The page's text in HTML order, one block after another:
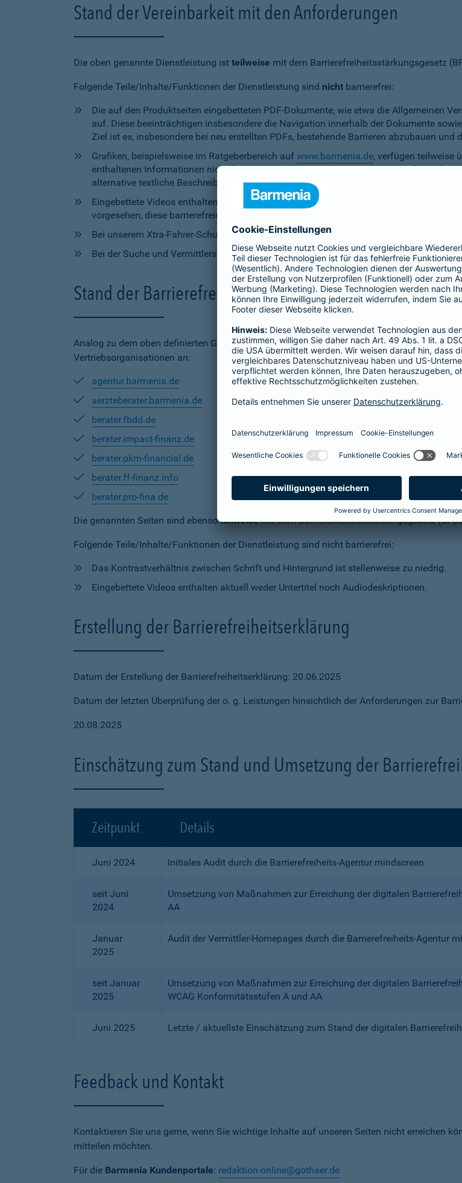
Stand der Vereinbarkeit mit den Anforderungen
Die oben genannte Dienstleistung ist teilweise mit dem Barrierefreiheitsstärkungsgesetz
Folgende Teile/Inhalte/Funktionen der Dienstleistung sind nicht barrierefrei:
Die auf den Produktseiten eingebetteten PDF-Dokumente, wie etwa die Allgemeinen
auf. Diese beeinträchtigen insbesondere die Navigation innerhalb der Dokumente
Ziel ist es, insbesondere bei neu erstellten PDFs, bestehende Barrieren abzubauen und
Grafiken, beispielsweise im Ratgeberbereich auf www.barmenia.de, verfügen teilweise
enthaltenen Informationen nicht für alle Nutzerinnen und Nutzer gleichermaßen
alternative textliche Beschreibungen zur Verfügung zu stellen.
Eingebettete Videos enthalten aktuell weder Untertitel noch Audiodeskriptionen, was
vorgesehen, diese barrierefreien Elemente bereitzustellen.
Bei unserem Xtra-Fahrer-Schutz kann die Anpassung der zu versichernden Tage
Bei der Suche und Vermittlersuche auf barmenia.de ist das Kontrastverhältnis
Stand der Barrierefreiheit auf den Vermittler-Homepages
Analog zu dem oben definierten Geltungsbereich streben wir die Umsetzung der digitalen
Vertriebsorganisationen an:
agentur.barmenia.de
aerzteberater.barmenia.de
berater.fbdd.de
berater.impact-finanz.de
berater.pkm-financial.de
berater.ff-finanz.info
berater.pro-fina.de
Die genannten Seiten sind ebensoteilweisemit dem Barrierefreiheitsstärkungsgesetz
Folgende Teile/Inhalte/Funktionen der Dienstleistung sind nicht barrierefrei:
Das Kontrastverhältnis zwischen Schrift und Hintergrund ist stellenweise zu niedrig.
Eingebettete Videos enthalten aktuell weder Untertitel noch Audiodeskriptionen.
Erstellung der Barrierefreiheitserklärung
Datum der Erstellung der Barrierefreiheitserklärung: 20.06.2025
Datum der letzten Überprüfung der o. g. Leistungen hinsichtlich der Anforderungen zur
20.08.2025
Einschätzung zum Stand und Umsetzung der
Zeitpunkt Details
Juni 2024 Initiales Audit durch die Barrierefreiheits-Agentur mindscreen
seit Juni
2024
Umsetzung von Maßnahmen zur Erreichung der digitalen
AA
Januar
2025
Audit der Vermittler-Homepages durch die Barrierefreiheits-Agentur
seit Januar
2025
Umsetzung von Maßnahmen zur Erreichung der digitalen
WCAG Konformitätsstufen A und AA
Juni 2025 Letzte / aktuellste Einschätzung zum Stand der digitalen
Feedback und Kontakt
Kontaktieren Sie uns gerne, wenn Sie wichtige Inhalte auf unseren Seiten nicht erreichen
mitteilen möchten.
Für die Barmenia Kundenportale: redaktion-online@gothaer.de